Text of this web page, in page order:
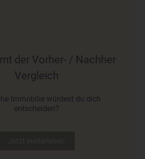
der Vorher- / Nachher
Vergleich
Immobilie würdest du dich
entscheiden?